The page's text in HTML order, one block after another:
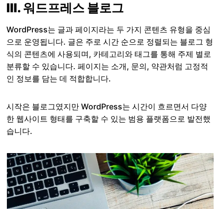
Ⅲ. 워드프레스 블로그
WordPress는 글과 페이지라는 두 가지 콘텐츠 유형을 중심
으로 운영됩니다. 글은 주로 시간 순으로 정렬되는 블로그 형
식의 콘텐츠에 사용되며, 카테고리와 태그를 통해 주제 별로
분류할 수 있습니다. 페이지는 소개, 문의, 약관처럼 고정적
인 정보를 담는 데 적합합니다.
시작은 블로그였지만 WordPress는 시간이 흐르면서 다양
한 웹사이트 형태를 구축할 수 있는 범용 플랫폼으로 발전했
습니다.